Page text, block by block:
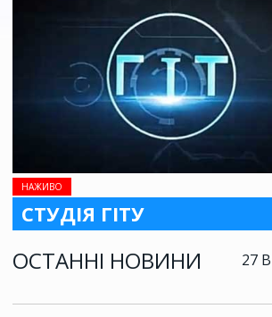
НАЖИВО
СТУДІЯ ГІТУ
ОСТАННІ НОВИНИ
27